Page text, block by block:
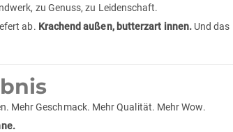
zu Genuss, zu Leidenschaft.
ab. Krachend außen, butterzart innen.Und das
Mehr Geschmack. Mehr Qualität. Mehr Wow.